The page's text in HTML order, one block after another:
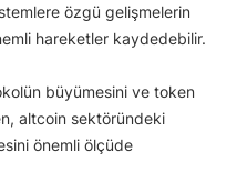
özgü gelişmelerin
hareketler kaydedebilir.
büyümesini ve token
altcoin sektöründeki
önemli ölçüde